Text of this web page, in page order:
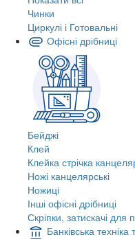
Чинки
Циркулі і Готовальні
Офісні дрібниці
Бейджі
Клей
Клейка стрічка
Ножі канцелярські
Ножиці
Інші офісні дрібниці
Скріпки, затискачі для
Банківська